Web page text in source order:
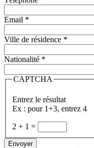
Email *
Ville de résidence *
Nationalité *
CAPTCHA
Entrez le résultat
Ex : pour 1+3, entrez 4
2 + 1 =
Envoyer